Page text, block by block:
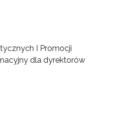
I Promocji
dla dyrektorów